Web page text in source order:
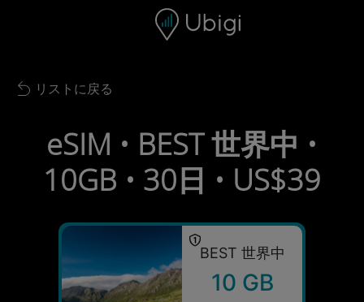
ナビゲーションバー フッター
Back to list
リストに戻る
eSIM • BEST 世界中 •
10GB • 30日 • US$39
BEST 世界中
10 GB